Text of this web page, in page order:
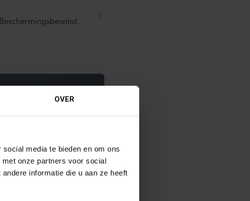
OVER
media te bieden en om ons
onze partners voor social
informatie die u aan ze heeft
17 juli 2026,